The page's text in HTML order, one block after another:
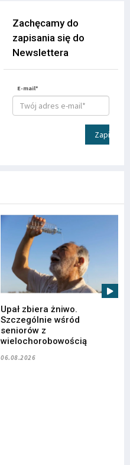
Zachęcamy do
zapisania się do
Newslettera
E-mail*
Zapisz
Upał zbiera żniwo.
Szczególnie wśród
seniorów z
wielochorobowością
06.08.2026